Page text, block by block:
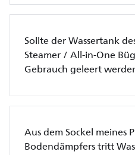
Sollte der Wassertank
Steamer / All-in-One
Gebrauch geleert
Aus dem Sockel meines
Bodendämpfers tritt